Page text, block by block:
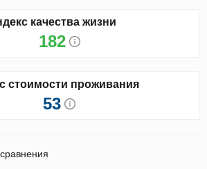
качества жизни
182
стоимости проживания
53